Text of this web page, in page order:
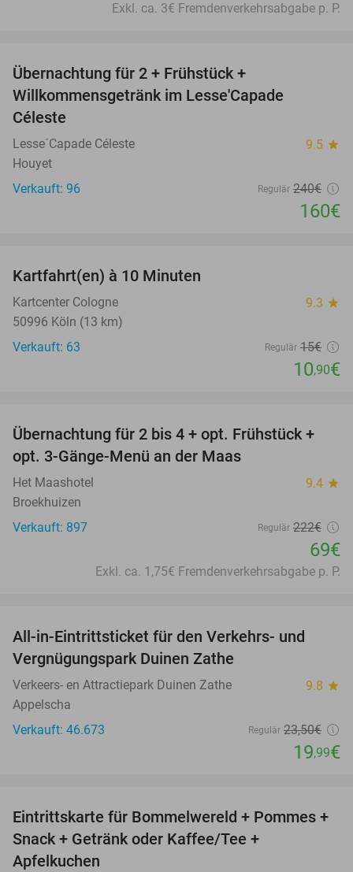
Exkl. ca. 3€ Fremdenverkehrsabgabe p. P.
Übernachtung für 2 + Frühstück +
Willkommensgetränk im Lesse'Capade
Céleste
Lesse´Capade Céleste 9.5 star
Houyet
Verkauft: 96
Regulär 240€
160€
Kartfahrt(en) à 10 Minuten
Kartcenter Cologne 9.3 star
50996 Köln (13 km)
Verkauft: 63
Regulär 15€
10,90€
69%
Übernachtung für 2 bis 4 + opt. Frühstück +
opt. 3-Gänge-Menü an der Maas
Het Maashotel 9.4 star
Broekhuizen
Verkauft: 897
Regulär 222€
69€
Exkl. ca. 1,75€ Fremdenverkehrsabgabe p. P.
All-in-Eintrittsticket für den Verkehrs- und
Vergnügungspark Duinen Zathe
Verkeers- en Attractiepark Duinen Zathe 9.8 star
Appelscha
Verkauft: 46.673
Regulär 23,50€
19,99€
23%
Eintrittskarte für Bommelwereld + Pommes +
Snack + Getränk oder Kaffee/Tee +
Apfelkuchen